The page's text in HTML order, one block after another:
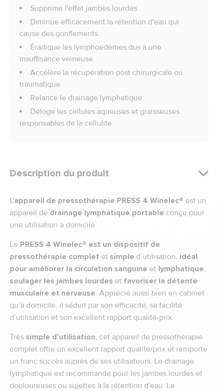
Supprime l'effet jambes lourdes
Diminue efficacement la rétention d'eau qui
cause des gonflements
Éradique les lymphoedèmes dus à une
insuffisance veineuse
Accélère la récupération post chirurgicale ou
traumatique
Relance le drainage lymphatique
Déloge les cellules aqueuses et graisseuses
responsables de la cellulite
Description du produit
L'appareil de pressothérapie PRESS 4 Winelec® est un
appareil de drainage lymphatique portable conçu pour
une utilisation à domicile.
Le PRESS 4 Winelec® est un dispositif de
pressothérapie complet et simple d’utilisation, idéal
pour améliorer la circulation sanguine et lymphatique,
soulager les jambes lourdes et favoriser la détente
musculaire et nerveuse. Apprécié aussi bien en cabinet
qu’à domicile, il séduit par son efficacité, sa facilité
d’utilisation et son excellent rapport qualité-prix.
Très simple d'utilisation, cet appareil de pressothérapie
complet offre un excellent rapport qualité/prix et remporte
un franc succès auprès de ses utilisateurs. Le drainage
lymphatique est recommandé pour les jambes lourdes et
douloureuses ou sujettes à la rétention d'eau. La